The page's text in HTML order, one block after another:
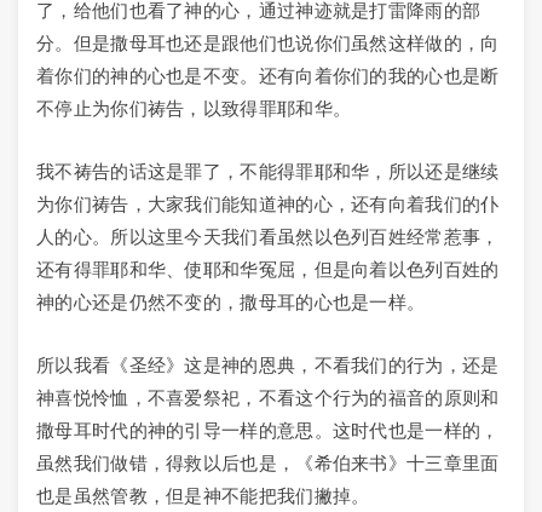
了，给他们也看了神的心，通过神迹就是打雷降雨的部
分。但是撒母耳也还是跟他们也说你们虽然这样做的，向
着你们的神的心也是不变。还有向着你们的我的心也是断
不停止为你们祷告，以致得罪耶和华。
我不祷告的话这是罪了，不能得罪耶和华，所以还是继续
为你们祷告，大家我们能知道神的心，还有向着我们的仆
人的心。所以这里今天我们看虽然以色列百姓经常惹事，
还有得罪耶和华、使耶和华冤屈，但是向着以色列百姓的
神的心还是仍然不变的，撒母耳的心也是一样。
所以我看《圣经》这是神的恩典，不看我们的行为，还是
神喜悦怜恤，不喜爱祭祀，不看这个行为的福音的原则和
撒母耳时代的神的引导一样的意思。这时代也是一样的，
虽然我们做错，得救以后也是，《希伯来书》十三章里面
也是虽然管教，但是神不能把我们撇掉。